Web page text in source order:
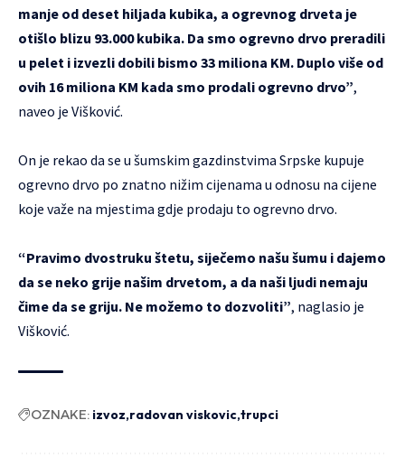
manje od deset hiljada kubika, a ogrevnog drveta je
otišlo blizu 93.000 kubika. Da smo ogrevno drvo preradili
u pelet i izvezli dobili bismo 33 miliona KM. Duplo više od
ovih 16 miliona KM kada smo prodali ogrevno drvo”,
naveo je Višković.
On je rekao da se u šumskim gazdinstvima Srpske kupuje
ogrevno drvo po znatno nižim cijenama u odnosu na cijene
koje važe na mjestima gdje prodaju to ogrevno drvo.
“Pravimo dvostruku štetu, siječemo našu šumu i dajemo
da se neko grije našim drvetom, a da naši ljudi nemaju
čime da se griju. Ne možemo to dozvoliti”, naglasio je
Višković.
OZNAKE: izvoz radovan viskovic trupci